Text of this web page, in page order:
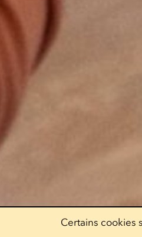
Certains cookies